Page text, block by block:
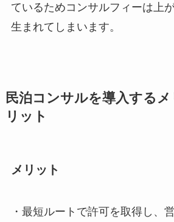
ているためコンサルフィーは上
生まれてしまいます。
民泊コンサルを導入する
リット
メリット
・最短ルートで許可を取得し、